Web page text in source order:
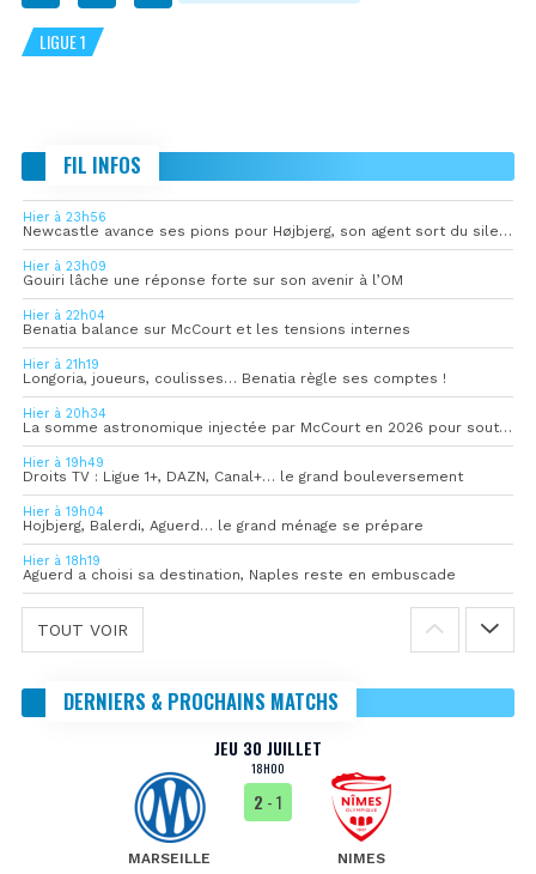
LIGUE 1
FIL INFOS
Hier à 23h56
Newcastle avance ses pions pour Højbjerg, son agent sort du silence
Hier à 23h09
Gouiri lâche une réponse forte sur son avenir à l’OM
Hier à 22h04
Benatia balance sur McCourt et les tensions internes
Hier à 21h19
Longoria, joueurs, coulisses… Benatia règle ses comptes !
Hier à 20h34
La somme astronomique injectée par McCourt en 2026 pour soutenir l’OM
Hier à 19h49
Droits TV : Ligue 1+, DAZN, Canal+… le grand bouleversement
Hier à 19h04
Hojbjerg, Balerdi, Aguerd… le grand ménage se prépare
Hier à 18h19
Aguerd a choisi sa destination, Naples reste en embuscade
TOUT VOIR
DERNIERS & PROCHAINS MATCHS
JEU 30 JUILLET
18H00
MARSEILLE
2 - 1
NIMES